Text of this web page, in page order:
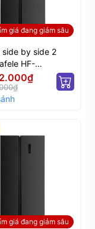
giá đang giảm sâu
side by side 2
HF-
534.14.100
giá đang giảm sâu